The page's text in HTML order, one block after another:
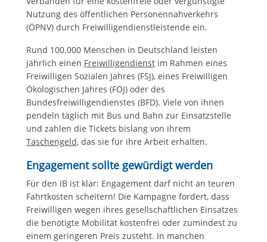
Nutzung des öffentlichen Personennahverkehrs
(ÖPNV) durch Freiwilligendienstleistende ein.
Rund 100.000 Menschen in Deutschland leisten
jährlich einen Freiwilligendienstim Rahmen eines
Freiwilligen Sozialen Jahres (FSJ), eines Freiwilligen
Ökologischen Jahres (FÖJ) oder des
Bundesfreiwilligendienstes (BFD). Viele von ihnen
pendeln täglich mit Bus und Bahn zur Einsatzstelle
und zahlen die Tickets bislang von ihrem
Taschengeld, das sie für ihre Arbeit erhalten.
Engagement sollte gewürdigt werden
Für den IB ist klar: Engagement darf nicht an teuren
Fahrtkosten scheitern! Die Kampagne fordert, dass
Freiwilligen wegen ihres gesellschaftlichen Einsatzes
die benötigte Mobilität kostenfrei oder zumindest zu
einem geringeren Preis zusteht. In manchen